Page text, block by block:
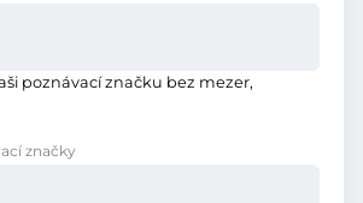
poznávací značku bez mezer,
značky